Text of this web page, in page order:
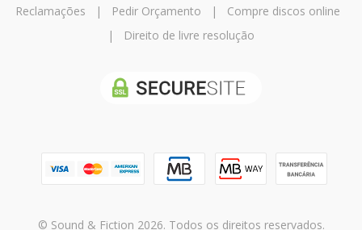
Reclamações | Pedir Orçamento | Compre discos online
|
Direito de livre resolução
© Sound & Fiction 2026. Todos os direitos reservados.